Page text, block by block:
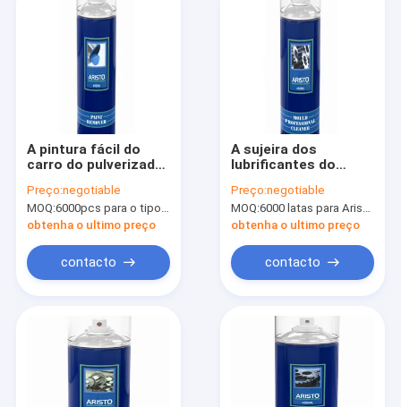
Produtos
Sobre nós
A pintura fácil do
carro do pulverizador
remove a pintura dos
grafittis altamente
eficiente
Preço:negotiable
MOQ:6000pcs para o tipo de Aristo, 15000pcs para o tipo do cliente
obtenha o ultimo preço
contacto
A sujeira dos
lubrificantes do
líquido de limpeza de
molde remove o
efeito para a resina
Preço:negotiable
MOQ:6000 latas para Aristo marcam, 15000 latas para o tipo do cliente
obtenha o ultimo preço
contacto